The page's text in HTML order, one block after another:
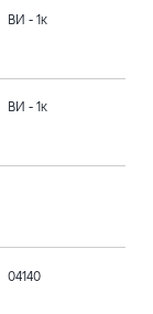
ВИ - 1к
ВИ - 1к
04140